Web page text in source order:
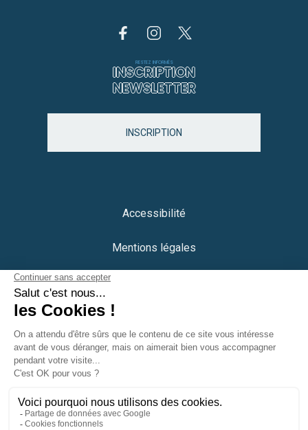
RESTEZ INFORMÉS
INSCRIPTION
NEWSLETTER
INSCRIPTION
Accessibilité
Mentions légales
Protection des données
Crédits